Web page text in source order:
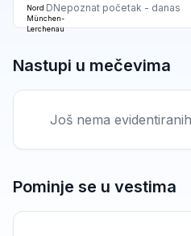
DNepoznat početak - danas
Nastupi u mečevima
Još nema
Pominje se u vestima